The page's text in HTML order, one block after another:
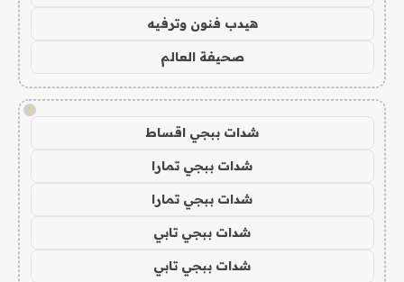
هيدب فنون وترفيه
صحيفة العالم
!
شدات ببجي اقساط
شدات ببجي تمارا
شدات ببجي تمارا
شدات ببجي تابي
شدات ببجي تابي